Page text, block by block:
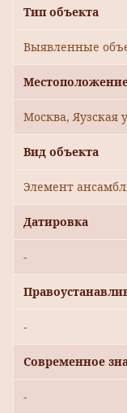
Тип объекта
Выявленные
Москва, Яузская
Вид объекта
Элемент
Датировка
-
-
Современное
-